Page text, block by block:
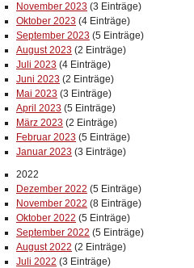
November 2023 (3 Einträge)
Oktober 2023 (4 Einträge)
September 2023 (5 Einträge)
August 2023 (2 Einträge)
Juli 2023 (4 Einträge)
Juni 2023 (2 Einträge)
Mai 2023 (3 Einträge)
April 2023 (5 Einträge)
März 2023 (2 Einträge)
Februar 2023 (5 Einträge)
Januar 2023 (3 Einträge)
2022
Dezember 2022 (5 Einträge)
November 2022 (8 Einträge)
Oktober 2022 (5 Einträge)
September 2022 (5 Einträge)
August 2022 (2 Einträge)
Juli 2022 (3 Einträge)